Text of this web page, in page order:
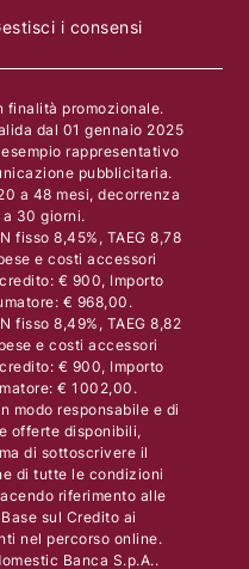
i consensi
finalità promozionale.
dal 01 gennaio 2025
rappresentativo
pubblicitaria.
a 48 mesi, decorrenza
a 30 giorni.
fisso 8,45%, TAEG 8,78
e costi accessori
€ 900, Importo
€ 968,00.
fisso 8,49%, TAEG 8,82
e costi accessori
€ 900, Importo
€ 1002,00.
modo responsabile e di
offerte disponibili,
di sottoscrivere il
di tutte le condizioni
riferimento alle
sul Credito ai
nel percorso online.
Banca S.p.A..